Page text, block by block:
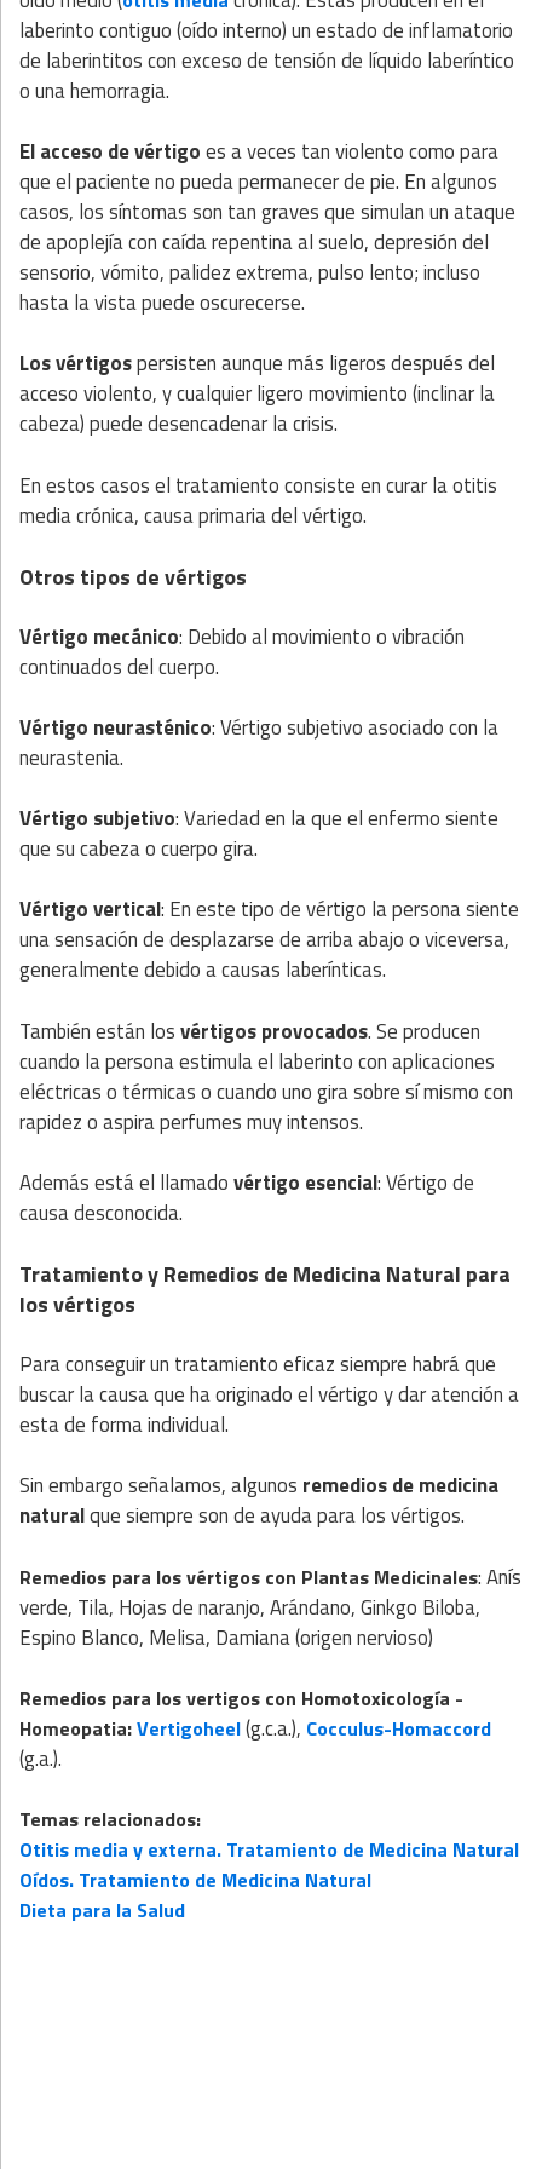
laberinto contiguo (oído interno) un estado de inflamatorio
de laberintitos con exceso de tensión de líquido laberíntico
o una hemorragia.
El acceso de vértigoes a veces tan violento como para
que el paciente no pueda permanecer de pie. En algunos
casos, los síntomas son tan graves que simulan un ataque
de apoplejía con caída repentina al suelo, depresión del
sensorio, vómito, palidez extrema, pulso lento; incluso
hasta la vista puede oscurecerse.
Los vértigospersisten aunque más ligeros después del
acceso violento, y cualquier ligero movimiento (inclinar la
cabeza) puede desencadenar la crisis.
En estos casos el tratamiento consiste en curar la otitis
media crónica, causa primaria del vértigo.
Otros tipos de vértigos
Vértigo mecánico: Debido al movimiento o vibración
continuados del cuerpo.
Vértigo neurasténico: Vértigo subjetivo asociado con la
neurastenia.
Vértigo subjetivo: Variedad en la que el enfermo siente
que su cabeza o cuerpo gira.
Vértigo vertical: En este tipo de vértigo la persona siente
una sensación de desplazarse de arriba abajo o viceversa,
generalmente debido a causas laberínticas.
También están losvértigos provocados. Se producen
cuando la persona estimula el laberinto con aplicaciones
eléctricas o térmicas o cuando uno gira sobre sí mismo con
rapidez o aspira perfumes muy intensos.
Además está el llamadovértigo esencial: Vértigo de
causa desconocida.
Tratamiento y Remedios de Medicina Natural para
los vértigos
Para conseguir un tratamiento eficaz siempre habrá que
buscar la causa que ha originado el vértigo y dar atención a
esta de forma individual.
Sin embargo señalamos, algunos remedios de medicina
naturalque siempre son de ayuda para los vértigos.
Remedios para los vértigos con Plantas Medicinales: Anís
verde, Tila, Hojas de naranjo, Arándano, Ginkgo Biloba,
Espino Blanco, Melisa, Damiana (origen nervioso)
Remedios para los vertigos con Homotoxicología -
Homeopatia:Vertigoheel(g.c.a.), Cocculus-Homaccord
(g.a.).
Temas relacionados:
Otitis media y externa. Tratamiento de Medicina Natural
Oídos. Tratamiento de Medicina Natural
Dieta para la Salud